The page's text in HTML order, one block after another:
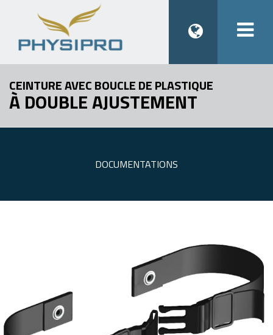
CEINTURE AVEC BOUCLE DE PLASTIQUE
À DOUBLE AJUSTEMENT
DOCUMENTATIONS